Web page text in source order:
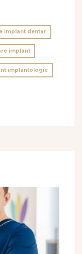
implant dentar
implant
implantologic